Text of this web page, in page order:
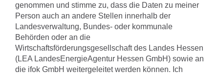
genommen und stimme zu, dass die Daten zu meiner
Person auch an andere Stellen innerhalb der
Landesverwaltung, Bundes- oder kommunale
Behörden oder an die
Wirtschaftsförderungsgesellschaft des Landes Hessen
(LEA LandesEnergieAgentur Hessen GmbH) sowie an
die ifok GmbH weitergeleitet werden können. Ich